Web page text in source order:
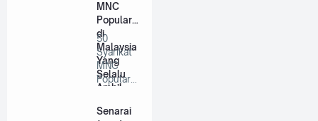
MNC
Popular
di
Malaysia
Yang
Selalu
Ambil
Tahun
50
Syarikat
MNC
Popular
Malaysia
Senarai